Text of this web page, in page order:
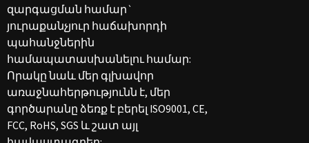
զարգացման համար`
յուրաքանչյուր հաճախորդի
պահանջներին
համապատասխանելու համար:
Որակը նաև մեր գլխավոր
առաջնահերթությունն է, մեր
գործարանը ձեռք է բերել ISO9001, CE,
FCC, RoHS, SGS և շատ այլ